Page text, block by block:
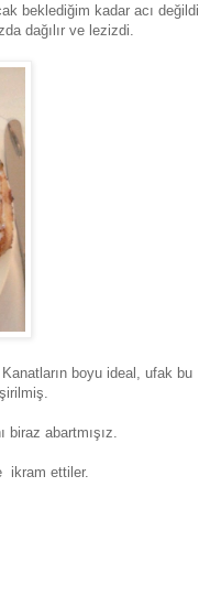
beklediğim kadar acı değildi.
dağılır ve lezizdi.
boyu ideal, ufak bu
abartmışız.
ikram ettiler.